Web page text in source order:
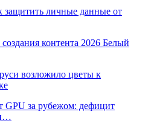
защитить личные данные от
контента 2026 Белый
возложило цветы к
за рубежом: дефицит